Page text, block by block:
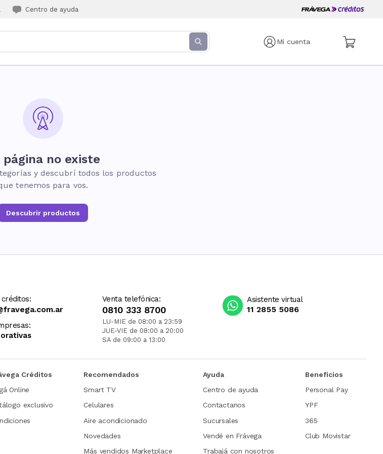
Centro de ayuda
Mi cuenta
página no existe
y descubrí todos los productos
tenemos para vos.
Descubrir productos
Venta telefónica:
0810 333 8700
LU-MIE de 08:00 a 23:59
JUE-VIE de 08:00 a 20:00
SA de 09:00 a 13:00
Asistente virtual
11 2855 5086
Créditos
Online
exclusivo
Recomendados
Smart TV
Celulares
Aire acondicionado
Novedades
Más vendidos Marketplace
Ayuda
Centro de ayuda
Contactanos
Sucursales
Vendé en Frávega
Trabajá con nosotros
Beneficios
Personal Pay
YPF
365
Club Movistar